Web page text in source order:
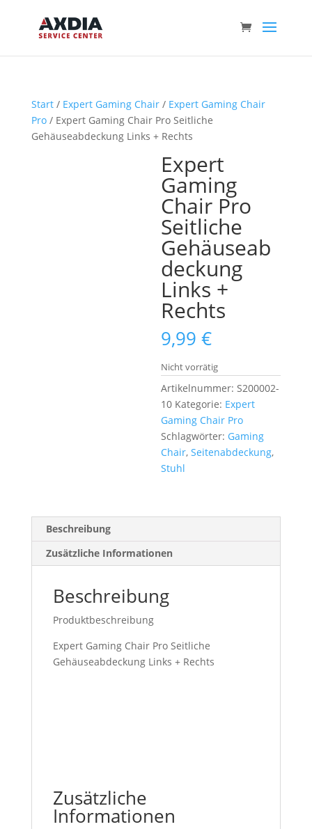
Start/ Expert Gaming Chair/ Expert Gaming Chair
Pro/ Expert Gaming Chair Pro Seitliche
Gehäuseabdeckung Links + Rechts
Expert
Gaming
Chair Pro
Seitliche
Gehäuseab
deckung
Links +
Rechts
9,99€
Nicht vorrätig
Artikelnummer:S200002-
10 Kategorie: Expert
Gaming Chair Pro
Schlagwörter: Gaming
Chair,Seitenabdeckung,
Stuhl
Beschreibung
Zusätzliche Informationen
Beschreibung
Produktbeschreibung
Expert Gaming Chair Pro Seitliche
Gehäuseabdeckung Links + Rechts
Zusätzliche
Informationen